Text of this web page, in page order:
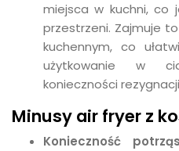
miejsca w kuchni, co
przestrzeni. Zajmuje
kuchennym, co
użytkowanie w
konieczności
Minusy air fryer z
Konieczność